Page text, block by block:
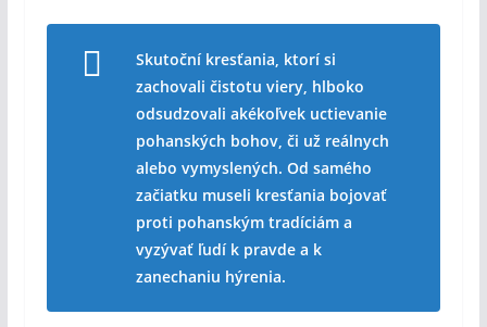
Skutoční kresťania, ktorí si
zachovali čistotu viery, hlboko
odsudzovali akékoľvek uctievanie
pohanských bohov, či už reálnych
alebo vymyslených. Od samého
začiatku museli kresťania bojovať
proti pohanským tradíciám a
vyzývať ľudí k pravde a k
zanechaniu hýrenia.